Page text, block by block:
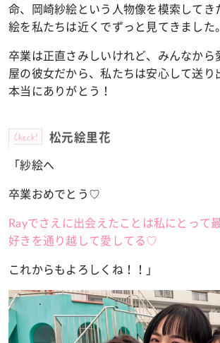
命、岡崎紗絵という人物像を模索してき
絵を私たちは近くでずっと見てきました。
卒業は正直さみしいけれど、みんなから
屋の彼女だから、私たちは安心して送り
本当にありがとう！
Check! 松元絵里花
「紗絵へ
卒業おめでとう♡
Rayでさえに出会えたことは私にとって
好きを通り越して愛してる♡
これからもよろしくね！！」